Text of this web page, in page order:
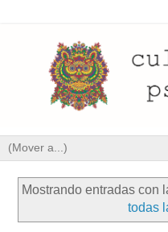
Mostrando entradas con
todas